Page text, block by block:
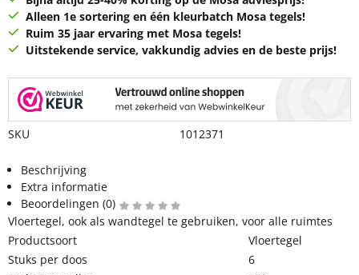
Alleen 1e sortering en één kleurbatch Mosa tegels!
Ruim 35 jaar ervaring met Mosa tegels!
Uitstekende service, vakkundig advies en de beste prijs!
SKU 1012371
Beschrijving
Extra informatie
Beoordelingen (0)
Vloertegel, ook als wandtegel te gebruiken, voor alle ruimtes
Productsoort
Vloertegel
Stuks per doos
6